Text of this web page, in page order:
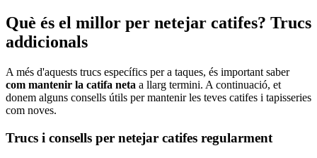
Què és el millor per netejar catifes? Trucs
addicionals
A més d'aquests trucs específics per a taques, és important saber
com mantenir la catifa neta a llarg termini. A continuació, et
donem alguns consells útils per mantenir les teves catifes i tapisseries
com noves.
Trucs i consells per netejar catifes regularment